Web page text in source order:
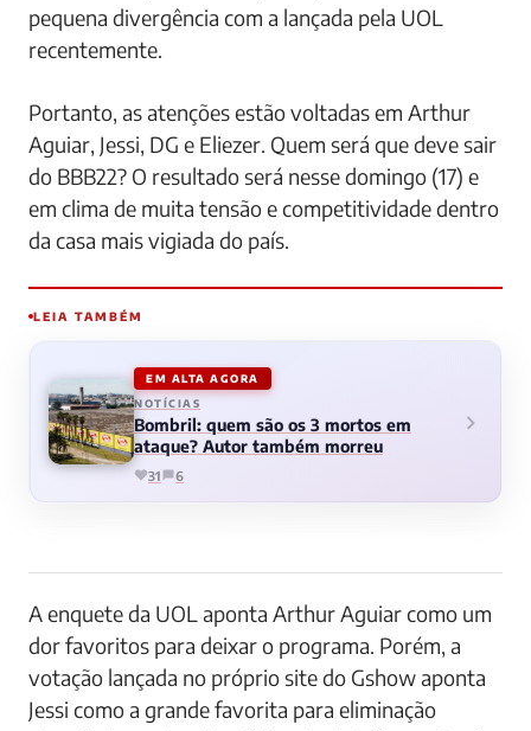
pequena divergência com a lançada pela UOL
recentemente.
Portanto, as atenções estão voltadas em Arthur
Aguiar, Jessi, DG e Eliezer. Quem será que deve sair
do BBB22? O resultado será nesse domingo (17) e
em clima de muita tensão e competitividade dentro
da casa mais vigiada do país.
LEIA TAMBÉM
EM ALTA AGORA
NOTÍCIAS
Bombril: quem são os 3 mortos em
ataque? Autor também morreu
31 6
A enquete da UOL aponta Arthur Aguiar como um
dor favoritos para deixar o programa. Porém, a
votação lançada no próprio site do Gshow aponta
Jessi como a grande favorita para eliminação